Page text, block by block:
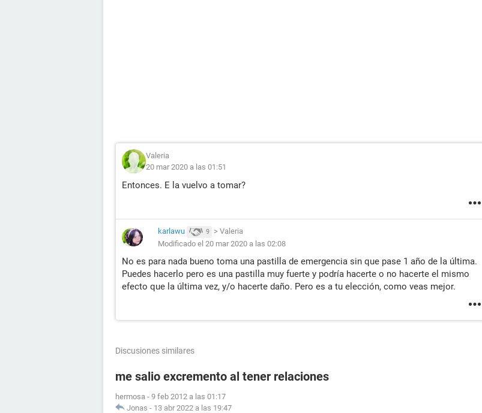
Valeria
20 mar 2020 a las 01:51
Entonces. E la vuelvo a tomar?
karlawu 9 > Valeria
Modificado el 20 mar 2020 a las 02:08
No es para nada bueno toma una pastilla de emergencia sin que pase 1 año de la última.
Puedes hacerlo pero es una pastilla muy fuerte y podría hacerte o no hacerte el mismo
efecto que la última vez, y/o hacerte daño. Pero es a tu elección, como veas mejor.
Discusiones similares
me salio excremento al tener relaciones
hermosa - 9 feb 2012 a las 01:17
Jonas - 13 abr 2022 a las 19:47